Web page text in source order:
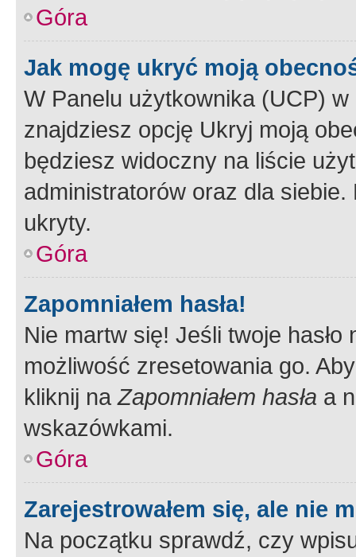
Góra
Jak mogę ukryć moją
W Panelu użytkownika (UCP) w
znajdziesz opcję Ukryj moją
będziesz widoczny na liście
administratorów oraz dla
ukryty.
Góra
Zapomniałem hasła!
Nie martw się! Jeśli twoje
możliwość zresetowania go.
kliknij naZapomniałem hasła a
wskazówkami.
Góra
Zarejestrowałem się, ale nie
Na początku sprawdź, czy